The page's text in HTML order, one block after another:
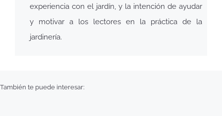
experiencia con el jardín, y la intención de ayudar
y motivar a los lectores en la práctica de la
jardinería.
También te puede interesar: